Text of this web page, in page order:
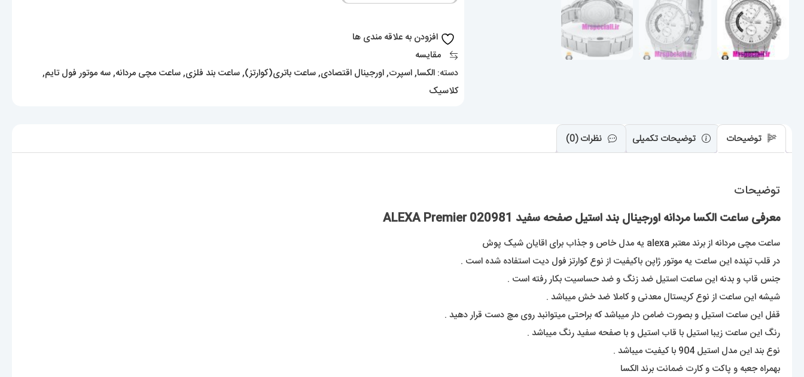
سفید
020981
ALEXA
افزودن به علاقه مندی ها
مقایسه
دسته: الکسا,اسپرت,اورجینال اقتصادی,ساعت باتری(کوارتز),ساعت بند فلزی,ساعت مچی مردانه,سه موتور فول تایم,
کلاسیک
توضیحات توضیحات تکمیلی نظرات (0)
توضیحات
معرفی ساعت الکسا مردانه اورجینال بند استیل صفحه سفید 020981 ALEXA Premier
ساعت مچی مردانه از برند معتبر alexa
یه مدل خاص و جذاب برای اقایان شیک پوش
در قلب تپنده این ساعت یه موتور ژاپن باکیفیت از نوع کوارتز فول دیت استفاده شده است .
جنس قاب و بدنه این ساعت استیل ضد زنگ و ضد حساسیت بکار رفته است .
شیشه این ساعت از نوع کریستال معدنی و کاملا ضد خش میباشد .
قفل این ساعت استیل و بصورت ضامن دار میباشد که براحتی میتوانبد روی مچ دست قرار دهید .
رنگ این ساعت زیبا استیل با قاب استیل و با صفحه سفید رنگ میباشد .
نوع بند این مدل استیل 904 با کیفیت میباشد .
بهمراه جعبه و پاکت و کارت ضمانت برند الکسا